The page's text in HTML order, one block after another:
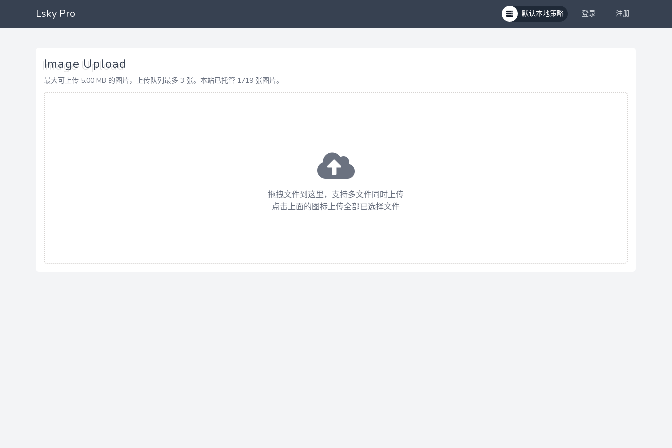
Lsky Pro Open strategies menu
默认本地策略 登录 注册
Image Upload
最大可上传 5.00 MB 的图片，上传队列最多 3 张。本站已托管 1719 张图片。
拖拽文件到这里，支持多文件同时上传
点击上面的图标上传全部已选择文件